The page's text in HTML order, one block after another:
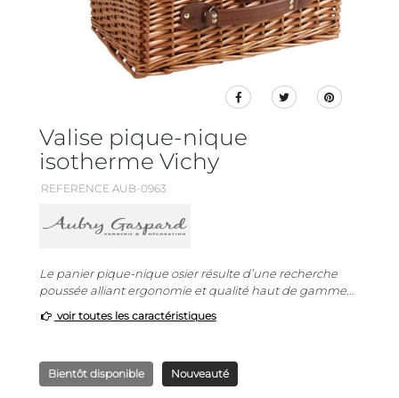
Valise pique-nique
isotherme Vichy
REFERENCE AUB-0963
Le panier pique-nique osier résulte d’une recherche
poussée alliant ergonomie et qualité haut de gamme...
voir toutes les caractéristiques
Bientôt disponible Nouveauté